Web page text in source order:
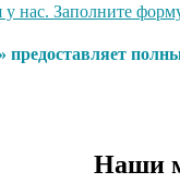
нас. Заполните
предоставляет
Наши